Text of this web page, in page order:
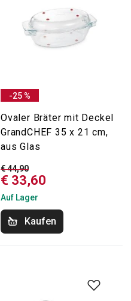
-25 %
Ovaler Bräter mit Deckel
GrandCHEF 35 x 21 cm,
aus Glas
€ 44,90
€ 33,60
Auf Lager
Kaufen